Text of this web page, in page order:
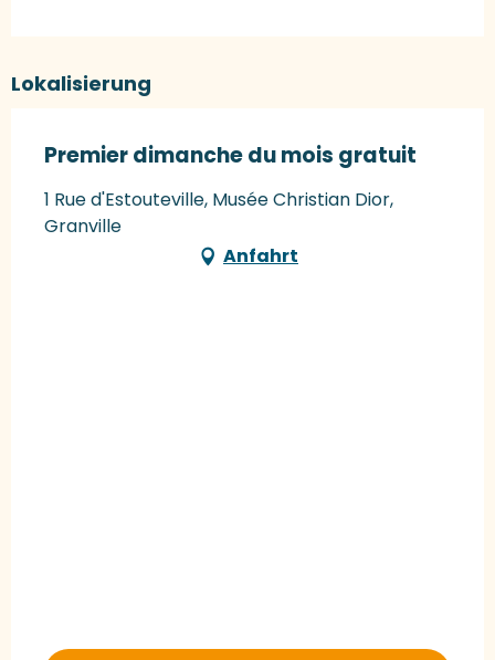
Lokalisierung
Premier dimanche du mois gratuit
1 Rue d'Estouteville, Musée Christian Dior,
Granville
Anfahrt